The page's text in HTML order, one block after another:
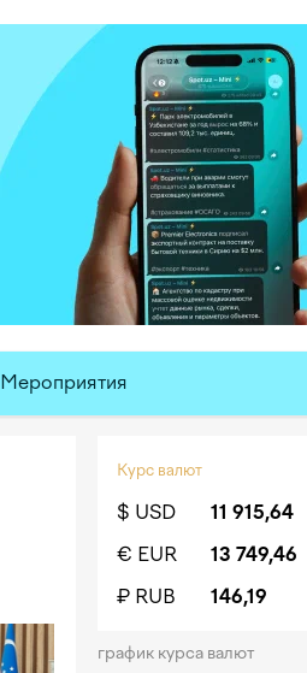
Мероприятия
Курс валют
$ USD 11 915,64
€ EUR
13 749,46
₽ RUB
146,19
график курса валют